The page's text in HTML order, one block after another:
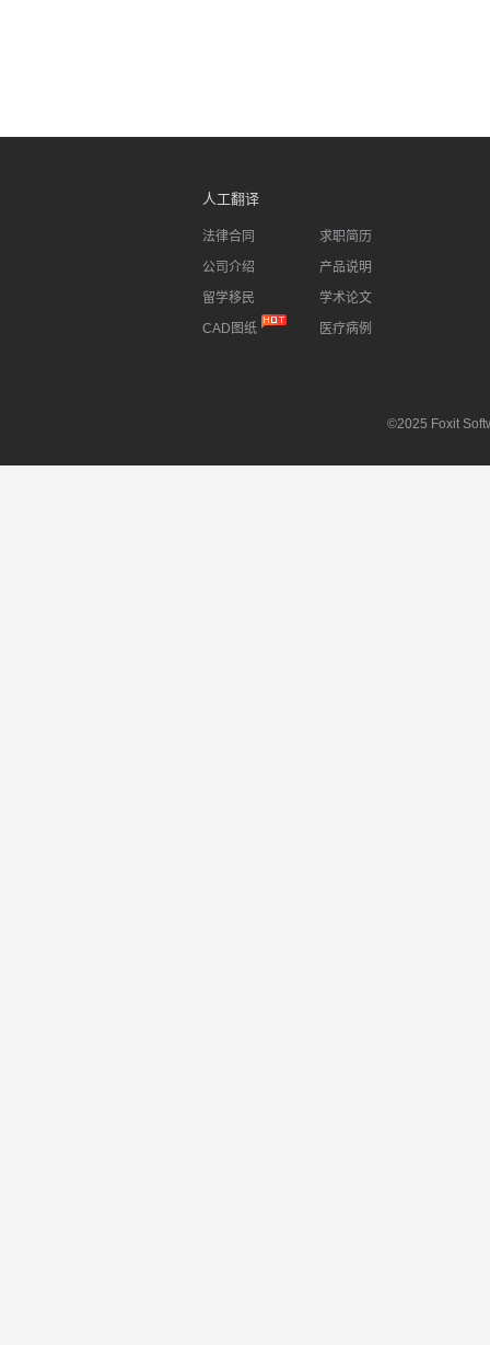
人工翻译
法律合同
公司介绍
留学移民
CAD图纸
求职简历
产品说明
学术论文
医疗病例
©2025 Foxit